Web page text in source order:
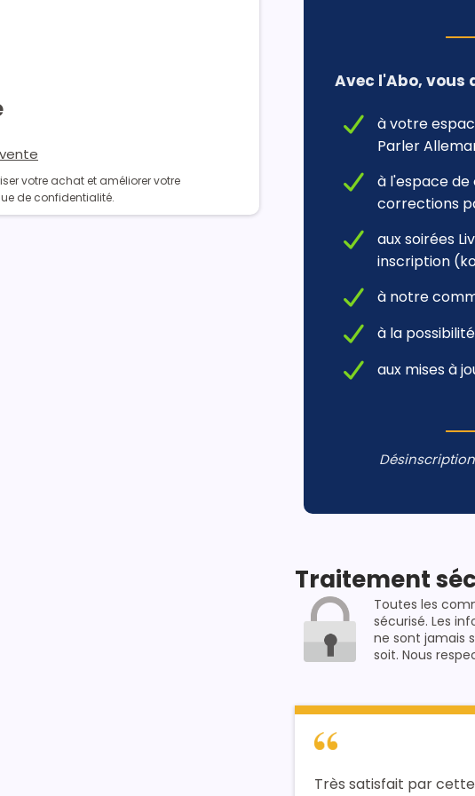
votre achat et améliorer votre
de confidentialité.
Avec l'Abo, vous
à votre
Parler
à l'espace
corrections
aux soirées
inscription
à notre
à la
aux mises à
Traitement
Toutes les
sécurisé. Les
ne sont jamais
soit. Nous
Très satisfait par